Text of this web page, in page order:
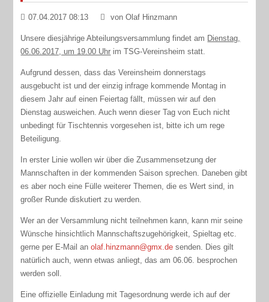
07.04.2017 08:13 von Olaf Hinzmann
Unsere diesjährige Abteilungsversammlung findet am Dienstag,
06.06.2017, um 19.00 Uhr im TSG-Vereinsheim statt.
Aufgrund dessen, dass das Vereinsheim donnerstags
ausgebucht ist und der einzig infrage kommende Montag in
diesem Jahr auf einen Feiertag fällt, müssen wir auf den
Dienstag ausweichen. Auch wenn dieser Tag von Euch nicht
unbedingt für Tischtennis vorgesehen ist, bitte ich um rege
Beteiligung.
In erster Linie wollen wir über die Zusammensetzung der
Mannschaften in der kommenden Saison sprechen. Daneben gibt
es aber noch eine Fülle weiterer Themen, die es Wert sind, in
großer Runde diskutiert zu werden.
Wer an der Versammlung nicht teilnehmen kann, kann mir seine
Wünsche hinsichtlich Mannschaftszugehörigkeit, Spieltag etc.
gerne per E-Mail anolaf.hinzmann@gmx.de senden. Dies gilt
natürlich auch, wenn etwas anliegt, das am 06.06. besprochen
werden soll.
Eine offizielle Einladung mit Tagesordnung werde ich auf der